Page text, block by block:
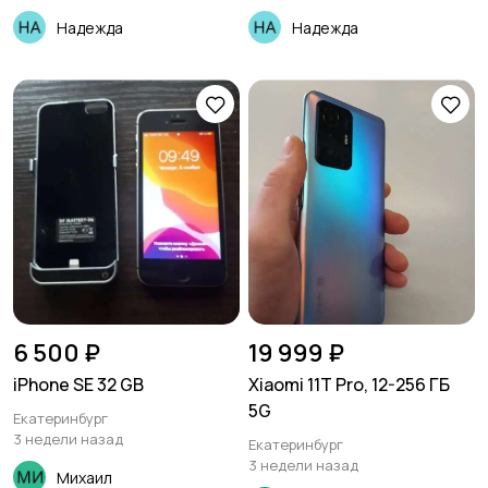
Надежда Надежда
6 500 ₽
iPhone SE 32 GB
Екатеринбург
3 недели назад
Михаил
19 999 ₽
Xiaomi 11T Pro, 12-256 ГБ
5G
Екатеринбург
3 недели назад